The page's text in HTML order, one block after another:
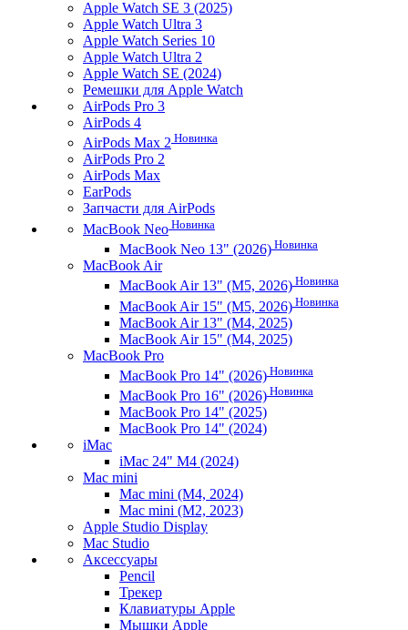
Apple Watch SE 3 (2025)
Apple Watch Ultra 3
Apple Watch Series 10
Apple Watch Ultra 2
Apple Watch SE (2024)
Ремешки для Apple Watch
AirPods Pro 3
AirPods 4
AirPods Max 2 Новинка
AirPods Pro 2
AirPods Max
EarPods
Запчасти для AirPods
MacBook Neo Новинка
MacBook Neo 13" (2026) Новинка
MacBook Air
MacBook Air 13" (M5, 2026) Новинка
MacBook Air 15" (M5, 2026) Новинка
MacBook Air 13" (M4, 2025)
MacBook Air 15" (M4, 2025)
MacBook Pro
MacBook Pro 14" (2026) Новинка
MacBook Pro 16" (2026) Новинка
MacBook Pro 14" (2025)
MacBook Pro 14" (2024)
iMac
iMac 24" M4 (2024)
Mac mini
Mac mini (M4, 2024)
Mac mini (M2, 2023)
Apple Studio Display
Mac Studio
Аксессуары
Pencil
Трекер
Клавиатуры Apple
Мышки Apple